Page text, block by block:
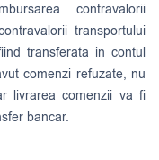
contravalorii
transportului
transferata in contul
comenzi refuzate, nu
livrarea comenzii va fi
bancar.